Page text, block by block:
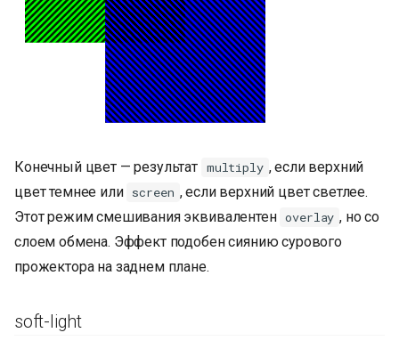
Конечный цвет — результат multiply , если верхний
цвет темнее или screen , если верхний цвет светлее.
Этот режим смешивания эквивалентен overlay , но со
слоем обмена. Эффект подобен сиянию сурового
прожектора на заднем плане.
soft-light